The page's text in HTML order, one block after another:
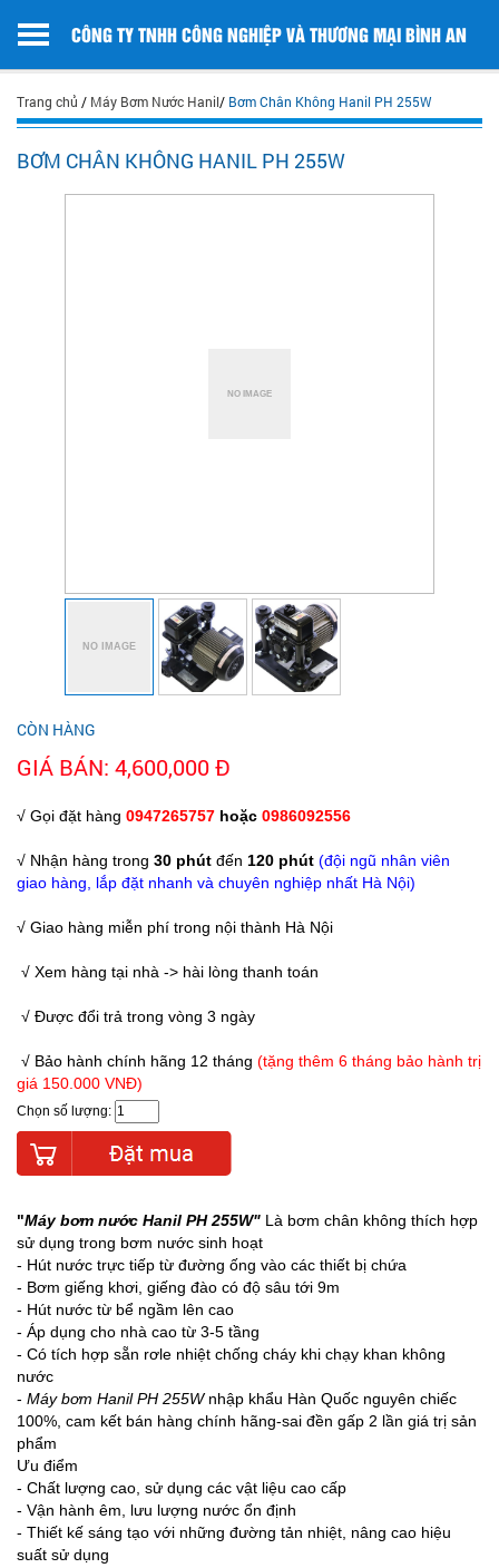
CÔNG TY TNHH CÔNG NGHIỆP VÀ THƯƠNG MẠI BÌNH AN
Trang chủ / Máy Bơm Nước Hanil/ Bơm Chân Không Hanil PH 255W
BƠM CHÂN KHÔNG HANIL PH 255W
CÒN HÀNG
GIÁ BÁN: 4,600,000 Đ
√ Gọi đặt hàng 0947265757 hoặc 0986092556
√ Nhận hàng trong 30 phút đến 120 phút (đội ngũ nhân viên
giao hàng, lắp đặt nhanh và chuyên nghiệp nhất Hà Nội)
√ Giao hàng miễn phí trong nội thành Hà Nội
√ Xem hàng tại nhà -> hài lòng thanh toán
√ Được đổi trả trong vòng 3 ngày
√ Bảo hành chính hãng 12 tháng (tặng thêm 6 tháng bảo hành trị
giá 150.000 VNĐ)
Chọn số lượng:
"Máy bơm nước Hanil PH 255W" Là bơm chân không thích hợp
sử dụng trong bơm nước sinh hoạt
- Hút nước trực tiếp từ đường ống vào các thiết bị chứa
- Bơm giếng khơi, giếng đào có độ sâu tới 9m
- Hút nước từ bể ngầm lên cao
- Áp dụng cho nhà cao từ 3-5 tầng
- Có tích hợp sẵn rơle nhiệt chống cháy khi chạy khan không
nước
- Máy bơm Hanil PH 255Wnhập khẩu Hàn Quốc nguyên chiếc
100%, cam kết bán hàng chính hãng-sai đền gấp 2 lần giá trị sản
phẩm
Ưu điểm
- Chất lượng cao, sử dụng các vật liệu cao cấp
- Vận hành êm, lưu lượng nước ổn định
- Thiết kế sáng tạo với những đường tản nhiệt, nâng cao hiệu
suất sử dụng